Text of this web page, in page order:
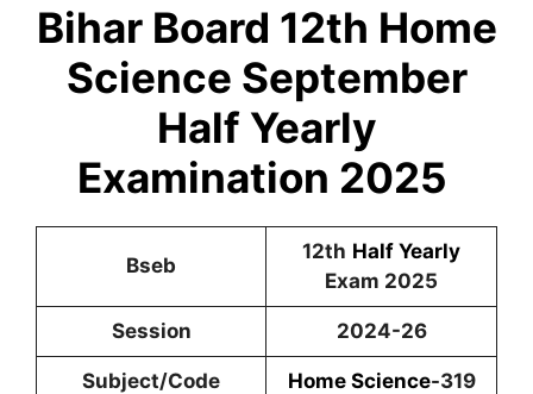
Bihar Board 12th Home
Science September
Half Yearly
Examination 2025
Bseb
12th Half Yearly
Exam 2025
Session 2024-26
Subject/Code Home Science-319